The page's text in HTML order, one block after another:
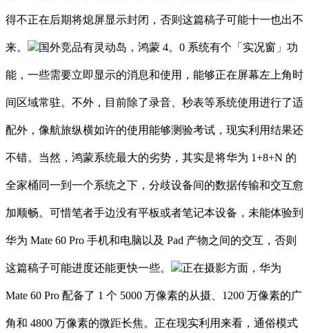
得不正在后期将熄屏显示封闭，否则这篇稿子可能十一也出不
来。 国外竞品有灵动岛，鸿蒙 4。0 系统有个「实况窗」功
能，一些需要立即显示的消息和使用，能够正在屏幕左上角时
间区域常驻。不外，目前除了录音、秒表等系统使用进行了适
配外，像航旅纵横如许的使用能够测验考试，现实利用结果还
不错。当然，鸿蒙系统最大的劣势，其实是将华为 1+8+N 的
全家桶同一到一个系统之下，分歧设备间的数据传输和交互愈
加顺畅。可惜笔者手边没有平板或者笔记本设备，未能体验到
华为 Mate 60 Pro 手机和电脑以及 Pad 产物之间的交互，否则
这篇稿子可能进度还能更快一些。 正在摄影方面，华为
Mate 60 Pro 配备了 1 个 5000 万像素的从摄、1200 万像素的广
角和 4800 万像素的微距长焦。正在现实利用来看，通俗模式